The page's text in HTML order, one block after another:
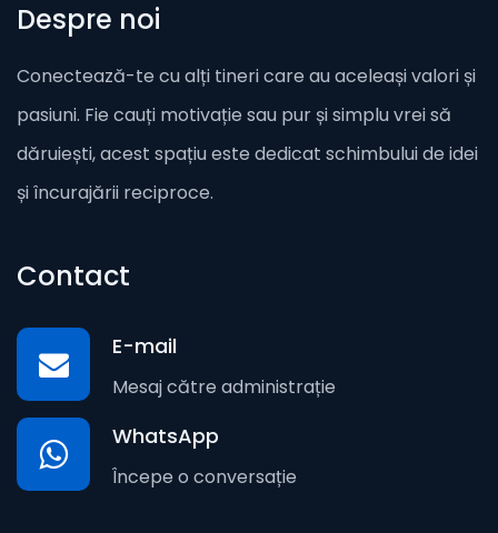
Despre noi
Conectează-te cu alți tineri care au aceleași valori și
pasiuni. Fie cauți motivație sau pur și simplu vrei să
dăruiești, acest spațiu este dedicat schimbului de idei
și încurajării reciproce.
Contact
E-mail
Mesaj către administrație
WhatsApp
Începe o conversație